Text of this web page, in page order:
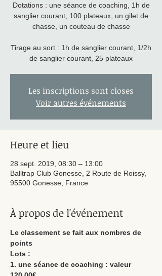
Dotations : une séance de coaching, 1h de
sanglier courant, 100 plateaux, un gilet de
chasse, un couteau de chasse
Tirage au sort : 1h de sanglier courant, 1/2h
de sanglier courant, 25 plateaux
Les inscriptions sont closes
Voir autres événements
Heure et lieu
28 sept. 2019, 08:30 – 13:00
Balltrap Club Gonesse, 2 Route de Roissy,
95500 Gonesse, France
À propos de l'événement
Le classement se fait aux nombres de
points
Lots :
1. une séance de coaching : valeur